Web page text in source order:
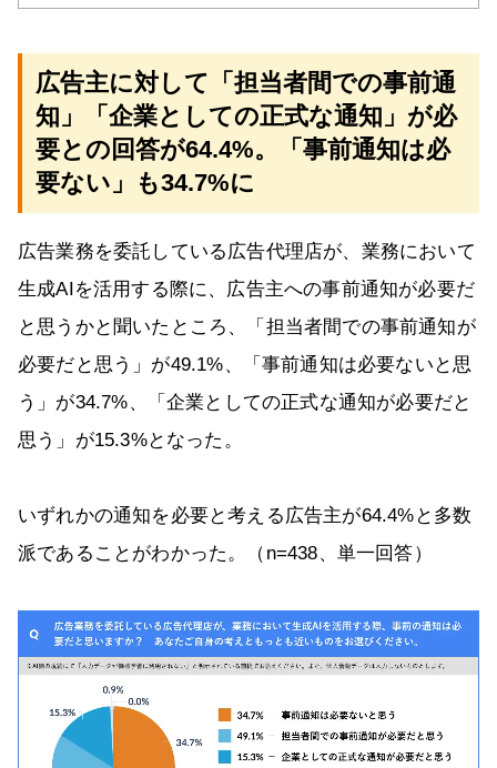
広告主に対して「担当者間での事前通
知」「企業としての正式な通知」が必
要との回答が64.4%。「事前通知は必
要ない」も34.7%に
広告業務を委託している広告代理店が、業務において
生成AIを活用する際に、広告主への事前通知が必要だ
と思うかと聞いたところ、「担当者間での事前通知が
必要だと思う」が49.1%、「事前通知は必要ないと思
う」が34.7%、「企業としての正式な通知が必要だと
思う」が15.3%となった。
いずれかの通知を必要と考える広告主が64.4%と多数
派であることがわかった。（n=438、単一回答）